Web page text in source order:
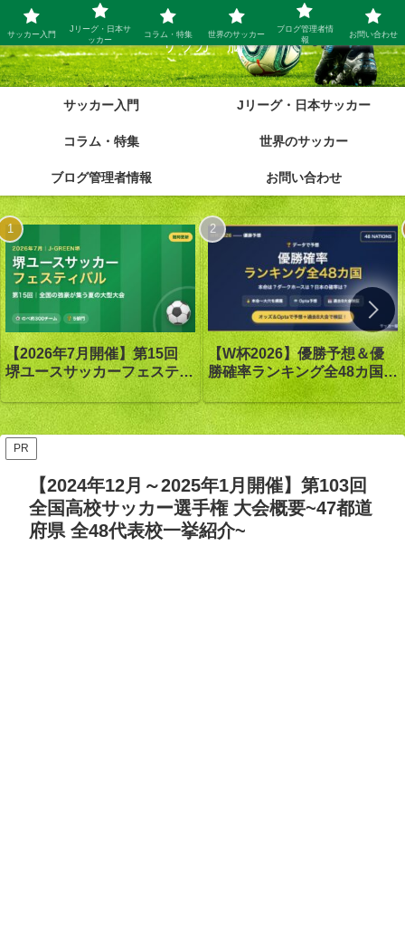
サッカー脳
サッカー入門 Jリーグ・日本サッカー
コラム・特集 世界のサッカー
ブログ管理者情報 お問い合わせ
【2026年7月開催】第15回
堺ユースサッカーフェスティ
バル in J-GREEN堺｜大会概
要・日程・参加カテゴリ【随
時更新】
【W杯2026】優勝予想＆優
勝確率ランキング全48カ国｜
優勝は1番人気スペイン｜オ
ッズ答え合わせ【Opta検
証】
PR
【2024年12月～2025年1月開催】第103回
全国高校サッカー選手権 大会概要~47都道
府県 全48代表校一挙紹介~
サッカー入門
Jリーグ・日本サ
ッカー
コラム・特集 世界のサッカー
ブログ管理者情
報
お問い合わせ